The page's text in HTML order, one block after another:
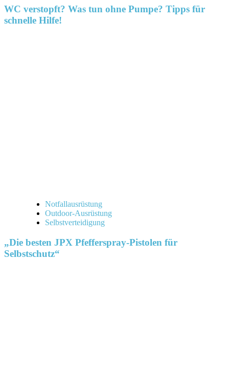
WC verstopft? Was tun ohne Pumpe? Tipps für
schnelle Hilfe!
Notfallausrüstung
Outdoor-Ausrüstung
Selbstverteidigung
„Die besten JPX Pfefferspray-Pistolen für
Selbstschutz“